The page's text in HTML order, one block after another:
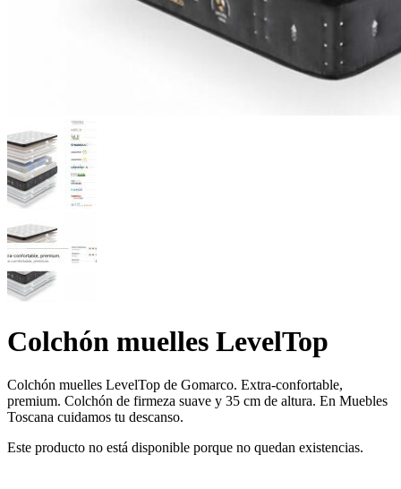
Colchón muelles LevelTop
Colchón muelles LevelTop de Gomarco. Extra-confortable,
premium. Colchón de firmeza suave y 35 cm de altura. En Muebles
Toscana cuidamos tu descanso.
Este producto no está disponible porque no quedan existencias.